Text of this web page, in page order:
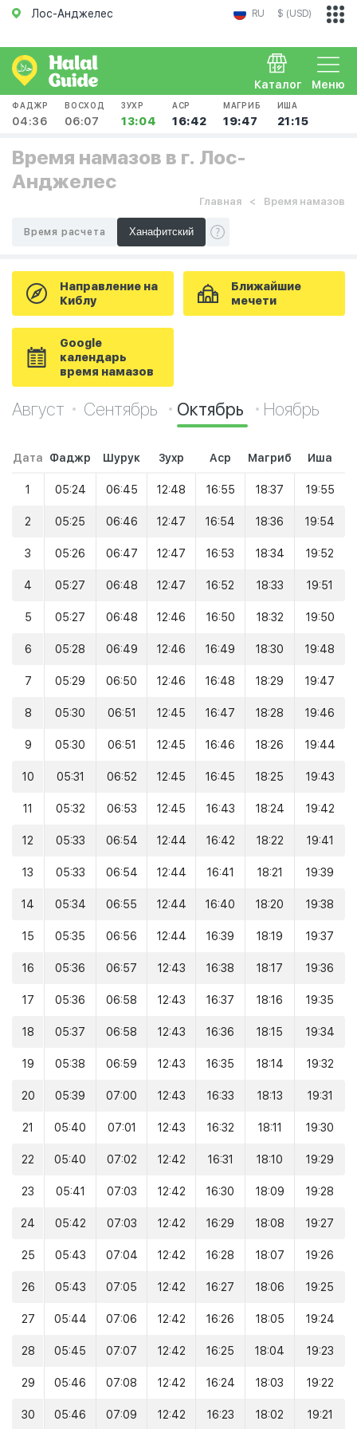
Лос-Анджелес RU $ (USD)
Меню
Каталог
ФАДЖР
04:36
ВОСХОД
06:07
ЗУХР
13:04
АСР
16:42
МАГРИБ
19:47
ИША
21:15
Время намазов в г. Лос-
Анджелес
Главная Время намазов
Время расчета
Направление на
Киблу
Ближайшие
мечети
Google
календарь
время намазов
Август Сентябрь Октябрь Ноябрь
Дата Фаджр Шурук Зухр Аср Магриб Иша
1 05:24 06:45 12:48 16:55 18:37 19:55
2 05:25 06:46 12:47 16:54 18:36 19:54
3 05:26 06:47 12:47 16:53 18:34 19:52
4 05:27 06:48 12:47 16:52 18:33 19:51
5 05:27 06:48 12:46 16:50 18:32 19:50
6 05:28 06:49 12:46 16:49 18:30 19:48
7 05:29 06:50 12:46 16:48 18:29 19:47
8 05:30 06:51 12:45 16:47 18:28 19:46
9 05:30 06:51 12:45 16:46 18:26 19:44
10 05:31 06:52 12:45 16:45 18:25 19:43
11 05:32 06:53 12:45 16:43 18:24 19:42
12 05:33 06:54 12:44 16:42 18:22 19:41
13 05:33 06:54 12:44 16:41 18:21 19:39
14 05:34 06:55 12:44 16:40 18:20 19:38
15 05:35 06:56 12:44 16:39 18:19 19:37
16 05:36 06:57 12:43 16:38 18:17 19:36
17 05:36 06:58 12:43 16:37 18:16 19:35
18 05:37 06:58 12:43 16:36 18:15 19:34
19 05:38 06:59 12:43 16:35 18:14 19:32
20 05:39 07:00 12:43 16:33 18:13 19:31
21 05:40 07:01 12:43 16:32 18:11 19:30
22 05:40 07:02 12:42 16:31 18:10 19:29
23 05:41 07:03 12:42 16:30 18:09 19:28
24 05:42 07:03 12:42 16:29 18:08 19:27
25 05:43 07:04 12:42 16:28 18:07 19:26
26 05:43 07:05 12:42 16:27 18:06 19:25
27 05:44 07:06 12:42 16:26 18:05 19:24
28 05:45 07:07 12:42 16:25 18:04 19:23
29 05:46 07:08 12:42 16:24 18:03 19:22
30 05:46 07:09 12:42 16:23 18:02 19:21